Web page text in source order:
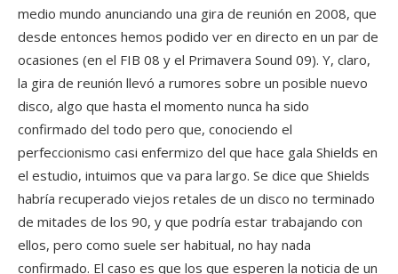
medio mundo anunciando una gira de reunión en 2008, que
desde entonces hemos podido ver en directo en un par de
ocasiones (en el FIB 08 y el Primavera Sound 09). Y, claro,
la gira de reunión llevó a rumores sobre un posible nuevo
disco, algo que hasta el momento nunca ha sido
confirmado del todo pero que, conociendo el
perfeccionismo casi enfermizo del que hace gala Shields en
el estudio, intuimos que va para largo. Se dice que Shields
habría recuperado viejos retales de un disco no terminado
de mitades de los 90, y que podría estar trabajando con
ellos, pero como suele ser habitual, no hay nada
confirmado. El caso es que los que esperen la noticia de un